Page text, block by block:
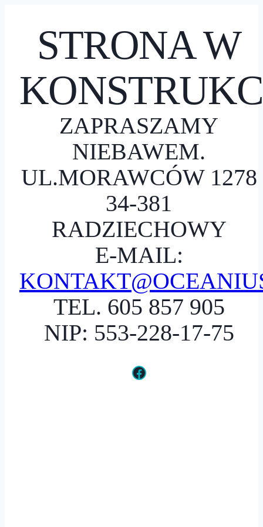
STRONA W
ZAPRASZAMY
NIEBAWEM.
UL.MORAWCÓW 1278
34-381
RADZIECHOWY
E-MAIL:
TEL. 605 857 905
NIP: 553-228-17-75
Facebook